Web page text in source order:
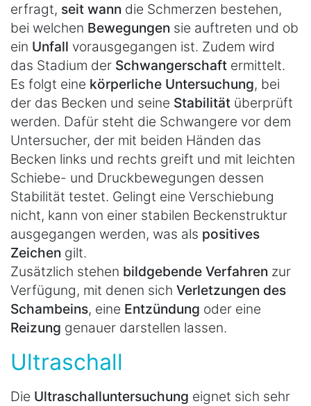
erfragt, seit wann die Schmerzen bestehen,
bei welchen Bewegungen sie auftreten und ob
ein Unfall vorausgegangen ist. Zudem wird
das Stadium der Schwangerschaft ermittelt.
Es folgt eine körperliche Untersuchung, bei
der das Becken und seine Stabilität überprüft
werden. Dafür steht die Schwangere vor dem
Untersucher, der mit beiden Händen das
Becken links und rechts greift und mit leichten
Schiebe- und Druckbewegungen dessen
Stabilität testet. Gelingt eine Verschiebung
nicht, kann von einer stabilen Beckenstruktur
ausgegangen werden, was als positives
Zeichen gilt.
Zusätzlich stehen bildgebende Verfahren zur
Verfügung, mit denen sich Verletzungen des
Schambeins, eine Entzündung oder eine
Reizung genauer darstellen lassen.
Ultraschall
Die Ultraschalluntersuchung eignet sich sehr